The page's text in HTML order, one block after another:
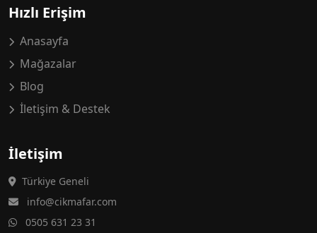
Hızlı Erişim
Anasayfa
Mağazalar
Blog
İletişim & Destek
İletişim
Türkiye Geneli
info@cikmafar.com
0505 631 23 31